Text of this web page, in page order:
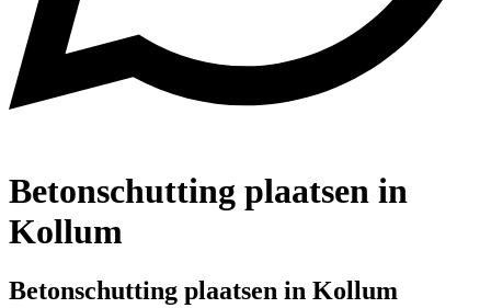
Betonschutting plaatsen in
Kollum
Betonschutting plaatsen in Kollum